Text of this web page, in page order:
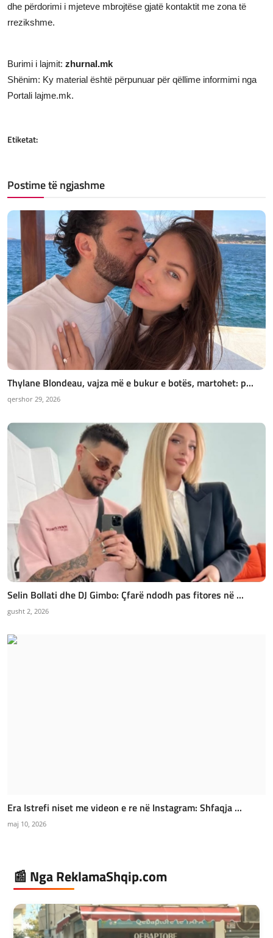
dhe përdorimi i mjeteve mbrojtëse gjatë kontaktit me zona të
rrezikshme.
Burimi i lajmit: zhurnal.mk
Shënim: Ky material është përpunuar për qëllime informimi nga
Portali lajme.mk.
Etiketat:
Postime të ngjashme
Thylane Blondeau, vajza më e bukur e botës, martohet: p...
qershor 29, 2026
Selin Bollati dhe DJ Gimbo: Çfarë ndodh pas fitores në ...
gusht 2, 2026
Era Istrefi niset me videon e re në Instagram: Shfaqja ...
maj 10, 2026
📰 Nga ReklamaShqip.com